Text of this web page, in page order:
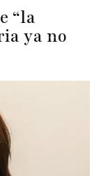
“la
ya no